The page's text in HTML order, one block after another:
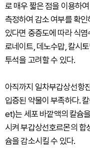
로 매우 짧은 점을 이용하
측정하여 감소 여부를 확
있다면 중증도에 따라 식
로네이트, 데노수맙, 칼시
투석을 고려할 수 있다.
아직까지 일차부갑상선항
입증된 약물이 부족하다.
et)는 세포 바깥액의 칼슘
시켜 부갑상선호르몬의 합
슘을 감소시킬 수 있다.